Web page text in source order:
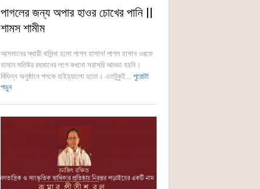
পাগলের জন্য অপার হাওর চোখের পানি ||
শামস শামীম
আসমানের স্থায়ী বাসিন্দা হলো পাগল হাসান! পাগল হাসান ওরফে
হাসান মতিউর রহমানের লগে কখনো সরাসরি আড্ডা হয়নি।
বিভিন্ন অনুষ্ঠানে পলকে হাইহ্যালো হতো। এতটুকুই... পুরোটা
পড়ুন